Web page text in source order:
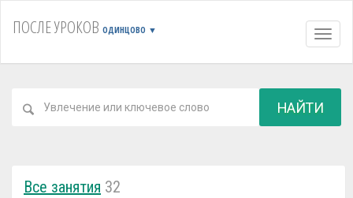
ПОСЛЕ УРОКОВ ОДИНЦОВО ▼
НАЙТИ
Все занятия 32